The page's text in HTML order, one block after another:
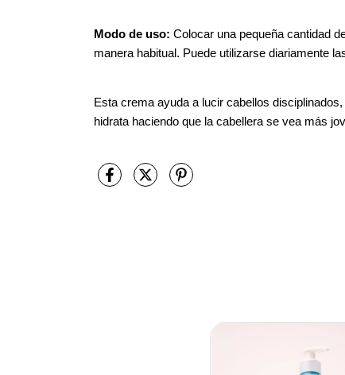
Modo de uso: Colocar una pequeña cantidad
manera habitual. Puede utilizarse diariamente
Esta crema ayuda a lucir cabellos
hidrata haciendo que la cabellera se vea más